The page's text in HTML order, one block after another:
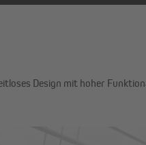
Design mit hoher